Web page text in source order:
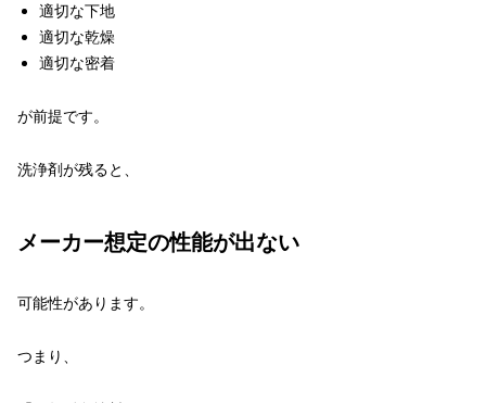
適切な下地
適切な乾燥
適切な密着
が前提です。
洗浄剤が残ると、
メーカー想定の性能が出ない
可能性があります。
つまり、